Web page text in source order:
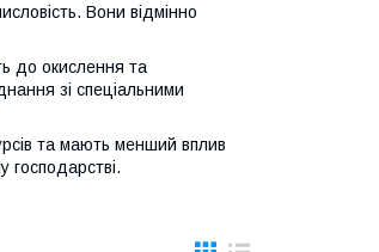
Вони відмінно
до окислення та
зі спеціальними
та мають менший вплив
господарстві.